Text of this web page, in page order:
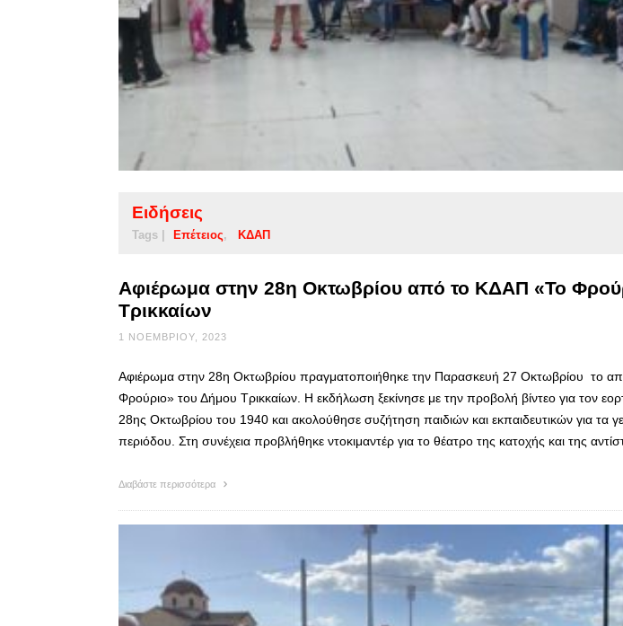
Ειδήσεις
Tags | Επέτειος ΚΔΑΠ
Αφιέρωμα στην 28η Οκτωβρίου από το ΚΔΑΠ «Το
Τρικκαίων
1 ΝΟΕΜΒΡΊΟΥ, 2023
Αφιέρωμα στην 28η Οκτωβρίου πραγματοποιήθηκε την Παρασκευή 27 Οκτωβρίου το
Φρούριο» του Δήμου Τρικκαίων. Η εκδήλωση ξεκίνησε με την προβολή βίντεο για τον
28ης Οκτωβρίου του 1940 και ακολούθησε συζήτηση παιδιών και εκπαιδευτικών για τα
περιόδου. Στη συνέχεια προβλήθηκε ντοκιμαντέρ για το θέατρο της κατοχής και της
Διαβάστε περισσότερα